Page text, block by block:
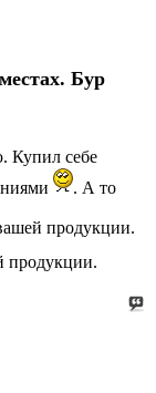
Бур
Купил себе
. А то
продукции.
продукции.